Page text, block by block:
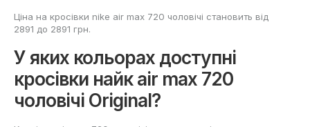
Ціна на кросівки nike air max 720 чоловічі становить від
2891 до 2891 грн.
У яких кольорах доступні
кросівки найк air max 720
чоловічі Original?